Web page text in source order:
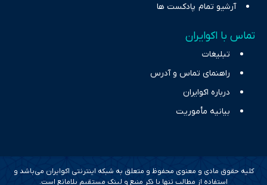
آرشیو تمام پادکست ها
تماس با اکوایران
تبلیغات
راهنمای تماس و آدرس
درباره اکوایران
بیانیه مأموریت
کلیه حقوق مادی و معنوی محفوظ و متعلق به شبکه اینترنتی اکوایران می‌باشد و
استفاده از مطالب تنها با ذکر منبع و لینک مستقیم بلامانع است.